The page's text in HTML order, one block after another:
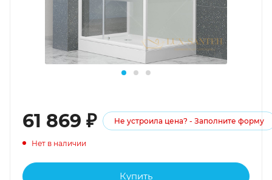
61 869 ₽ Не устроила цена? - Заполните форму
Нет в наличии
Купить